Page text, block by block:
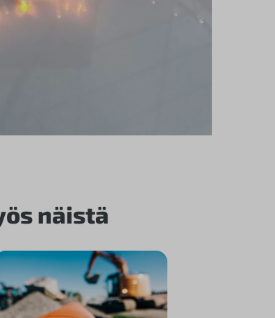
näistä